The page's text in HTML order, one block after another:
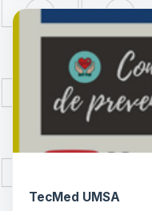
TecMed UMSA